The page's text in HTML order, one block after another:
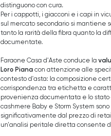
distinguono con cura.
Per i cappotti, i giacconi e i capi in
sul mercato secondario si mantiene
tanto la rarità della fibra quanto la
documentate.
Faraone Casa d'Aste conduce la
Loro Piana con attenzione alle
contesto d'asta: la composizione
corrispondenza tra etichetta e
provenienza documentata e lo stato
cashmere Baby e Storm System
significativamente dal prezzo di
un'analisi peritale diretta consente